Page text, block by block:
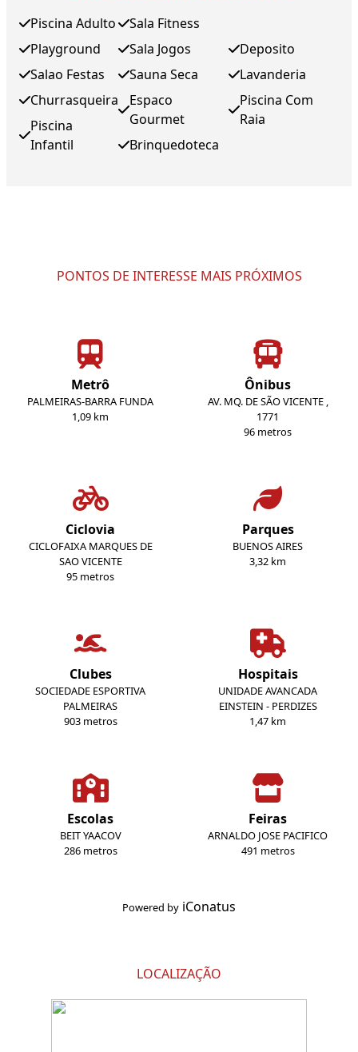
Piscina Adulto
Playground
Salao Festas
Churrasqueira
Piscina
Infantil
Sala Fitness
Sala Jogos
Sauna Seca
Espaco
Gourmet
Brinquedoteca
Deposito
Lavanderia
Piscina Com
Raia
PONTOS DE INTERESSE MAIS PRÓXIMOS
Metrô
PALMEIRAS-BARRA FUNDA
1,09 km
Ônibus
AV. MQ. DE SÃO VICENTE ,
1771
96 metros
Ciclovia
CICLOFAIXA MARQUES DE
SAO VICENTE
95 metros
Parques
BUENOS AIRES
3,32 km
Clubes
SOCIEDADE ESPORTIVA
PALMEIRAS
903 metros
Hospitais
UNIDADE AVANCADA
EINSTEIN - PERDIZES
1,47 km
Escolas
BEIT YAACOV
286 metros
Feiras
ARNALDO JOSE PACIFICO
491 metros
Powered by iConatus
LOCALIZAÇÃO